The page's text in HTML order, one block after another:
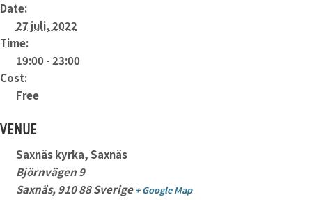
Date:
27 juli, 2022
Time:
19:00 - 23:00
Cost:
Free
VENUE
Saxnäs kyrka, Saxnäs
Björnvägen 9
Saxnäs, 910 88 Sverige + Google Map